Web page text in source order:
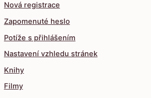
Nová registrace
Zapomenuté heslo
Potíže s přihlášením
Nastavení vzhledu stránek
Knihy
Filmy